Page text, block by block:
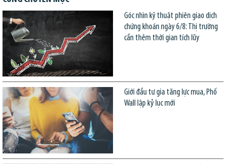
Góc nhìn kỹ thuật phiên giao dịch
chứng khoán ngày 6/8: Thị trường
cần thêm thời gian tích lũy
Giới đầu tư gia tăng lực mua, Phố
Wall lập kỷ lục mới